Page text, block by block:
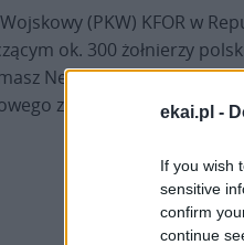
ekai.pl -
If you wish
sensitive
confirm
continue
(PKW) KFOR w
ok. 300 żołnierzy
Neumann. Trzon XLIII
z Bielska-Białej.